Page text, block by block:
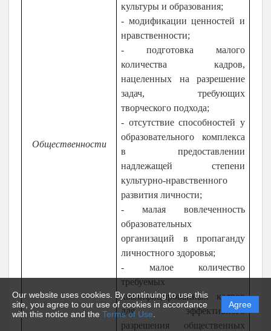
Our website uses cookies. By continuing to use this
site, you agree to our use of cookies in accordance
with this notice and the Terms of Use
Agree
Общественности
культуры и образования;
- модификации ценностей и
нравственности;
- подготовка малого
количества кадров,
нацеленных на разрешение
задач, требующих
творческого подхода;
- отсутствие способностей у
образовательного комплекса
в предоставлении
надлежащей степени
культурно-нравственного
развития личности;
- малая вовлеченность
образовательных
организаций в пропаганду
личностного здоровья;
- малое количество
требуемых
квалифицированных кадров
для эффективного
разрешения общественных